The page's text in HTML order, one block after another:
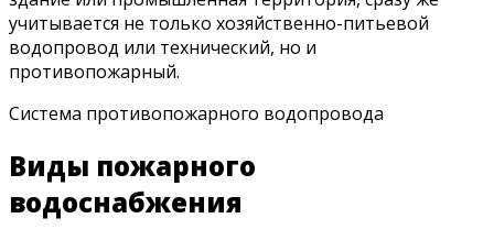
учитывается не только хозяйственно-питьевой
водопровод или технический, но и
противопожарный.
Система противопожарного водопровода
Виды пожарного
водоснабжения